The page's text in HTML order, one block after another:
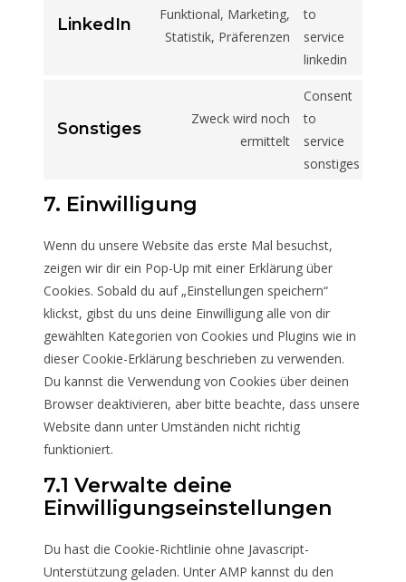
LinkedIn
Funktional, Marketing,
Statistik, Präferenzen
to
service
linkedin
Sonstiges
Zweck wird noch
ermittelt
Consent
to
service
sonstiges
7. Einwilligung
Wenn du unsere Website das erste Mal besuchst,
zeigen wir dir ein Pop-Up mit einer Erklärung über
Cookies. Sobald du auf „Einstellungen speichern“
klickst, gibst du uns deine Einwilligung alle von dir
gewählten Kategorien von Cookies und Plugins wie in
dieser Cookie-Erklärung beschrieben zu verwenden.
Du kannst die Verwendung von Cookies über deinen
Browser deaktivieren, aber bitte beachte, dass unsere
Website dann unter Umständen nicht richtig
funktioniert.
7.1 Verwalte deine
Einwilligungseinstellungen
Du hast die Cookie-Richtlinie ohne Javascript-
Unterstützung geladen. Unter AMP kannst du den